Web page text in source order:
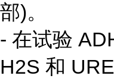
部)。
- 在试验
H2S 和